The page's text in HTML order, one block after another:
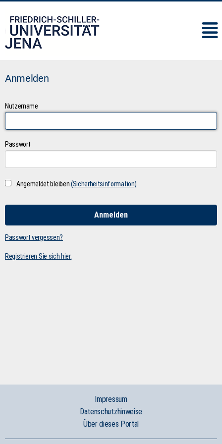
Anmelden
Nutzername
Passwort
Angemeldet bleiben(Sicherheitsinformation)
Passwort vergessen?
Registrieren Sie sich hier.
Impressum
Datenschutzhinweise
Über dieses Portal